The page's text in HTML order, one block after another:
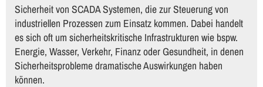
Sicherheit von SCADA Systemen, die zur Steuerung von
industriellen Prozessen zum Einsatz kommen. Dabei handelt
es sich oft um sicherheitskritische Infrastrukturen wie bspw.
Energie, Wasser, Verkehr, Finanz oder Gesundheit, in denen
Sicherheitsprobleme dramatische Auswirkungen haben
können.